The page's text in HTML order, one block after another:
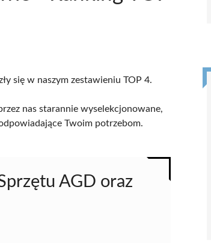
się w naszym zestawieniu TOP 4.
nas starannie wyselekcjonowane,
Twoim potrzebom.
AGD oraz